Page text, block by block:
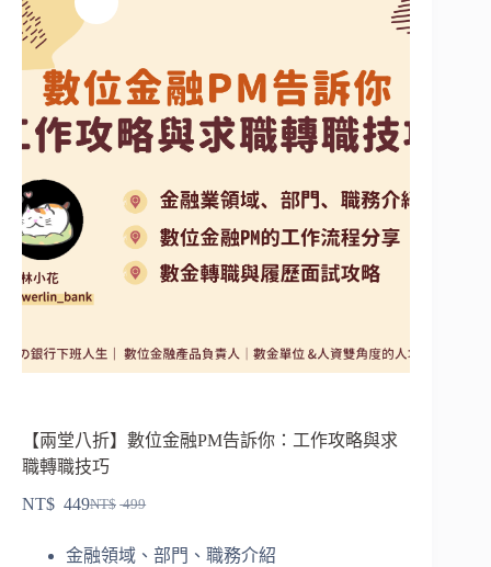
【兩堂八折】數位金融PM告訴你：工作攻略與求
職轉職技巧
NT$ 499
NT$ 449
金融領域、部門、職務介紹